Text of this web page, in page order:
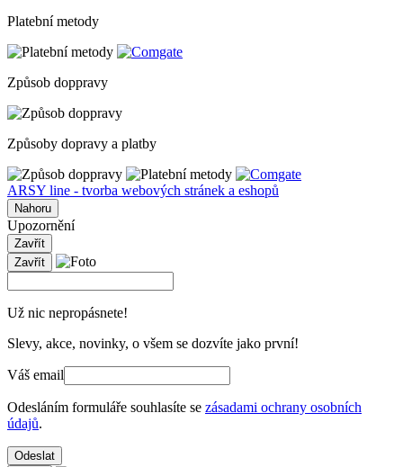
Platební metody
Způsob doppravy
Způsoby dopravy a platby
ARSY line - tvorba webových stránek a eshopů
Nahoru
Upozornění
Zavřít
Zavřít
Už nic nepropásnete!
Slevy, akce, novinky, o všem se dozvíte jako první!
Váš email
Odesláním formuláře souhlasíte se zásadami ochrany osobních
údajů.
Odeslat